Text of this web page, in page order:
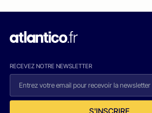
RECEVEZ NOTRE NEWSLETTER
S'INSCRIRE